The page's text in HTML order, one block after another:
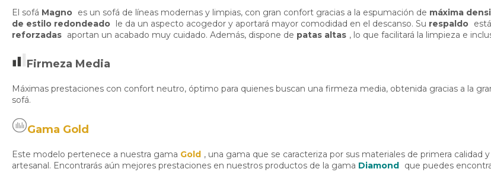
El sofá Magno es un sofá de líneas modernas y limpias, con gran confort gracias a la espumación de máxima
de estilo redondeado le da un aspecto acogedor y aportará mayor comodidad en el descanso. Su respaldo
reforzadas aportan un acabado muy cuidado. Además, dispone de patas altas , lo que facilitará la limpieza e
Firmeza Media
Máximas prestaciones con confort neutro, óptimo para quienes buscan una firmeza media, obtenida gracias a la
sofá.
Gama Gold
Este modelo pertenece a nuestra gama Gold , una gama que se caracteriza por sus materiales de primera
artesanal. Encontrarás aún mejores prestaciones en nuestros productos de la gama Diamond que puedes